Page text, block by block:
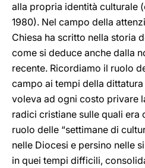
alla propria identità culturale
1980). Nel campo della
Chiesa ha scritto nella storia
come si deduce anche dalla
recente. Ricordiamo il ruolo
campo ai tempi della
voleva ad ogni costo privare
radici cristiane sulle quali era
ruolo delle “settimane di
nelle Diocesi e persino nelle
in quei tempi difficili,